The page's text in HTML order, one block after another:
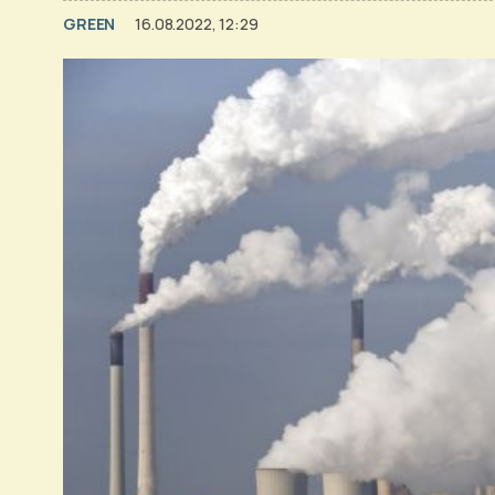
GREEN 16.08.2022, 12:29